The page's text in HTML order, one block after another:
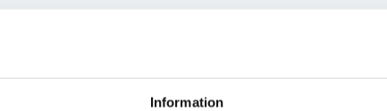
Information